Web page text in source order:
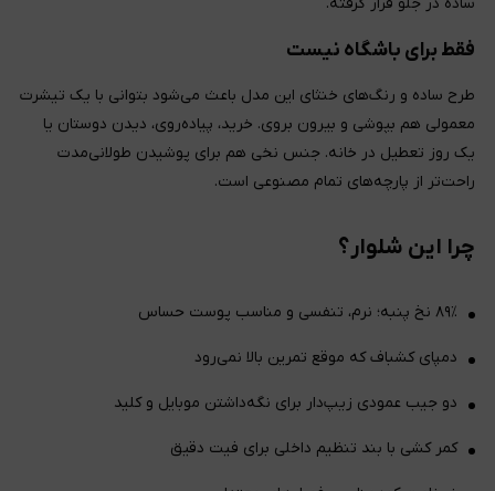
فقط برای باشگاه نیست
طرح ساده و رنگ‌های خنثای این مدل باعث می‌شود بتوانی با یک تیشرت
معمولی هم بپوشی و بیرون بروی. خرید، پیاده‌روی، دیدن دوستان یا
یک روز تعطیل در خانه. جنس نخی هم برای پوشیدن طولانی‌مدت
راحت‌تر از پارچه‌های تمام مصنوعی است.
چرا این شلوار؟
۸۹٪ نخ پنبه؛ نرم، تنفسی و مناسب پوست حساس
دمپای کشباف که موقع تمرین بالا نمی‌رود
دو جیب عمودی زیپ‌دار برای نگه‌داشتن موبایل و کلید
کمر کشی با بند تنظیم داخلی برای فیت دقیق